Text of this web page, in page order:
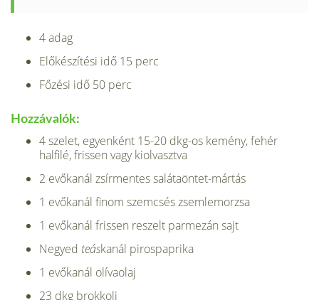
4 adag
Előkészítési idő 15 perc
Főzési idő 50 perc
Hozzávalók:
4 szelet, egyenként 15-20 dkg-os kemény, fehér
halfilé, frissen vagy kiolvasztva
2 evőkanál zsírmentes salátaöntet-mártás
1 evőkanál finom szemcsés zsemlemorzsa
1 evőkanál frissen reszelt parmezán sajt
Negyed teáskanál pirospaprika
1 evőkanál olívaolaj
23 dkg brokkoli